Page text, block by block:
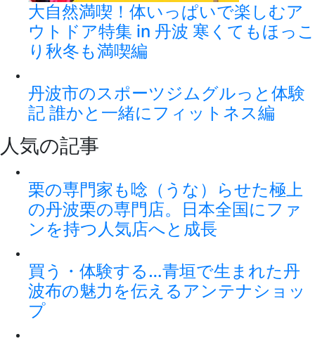
大自然満喫！体いっぱいで楽しむア
ウトドア特集 in 丹波 寒くてもほっこ
り秋冬も満喫編
丹波市のスポーツジムグルっと体験
記 誰かと一緒にフィットネス編
人気の記事
栗の専門家も唸（うな）らせた極上
の丹波栗の専門店。日本全国にファ
ンを持つ人気店へと成長
買う・体験する…青垣で生まれた丹
波布の魅力を伝えるアンテナショッ
プ